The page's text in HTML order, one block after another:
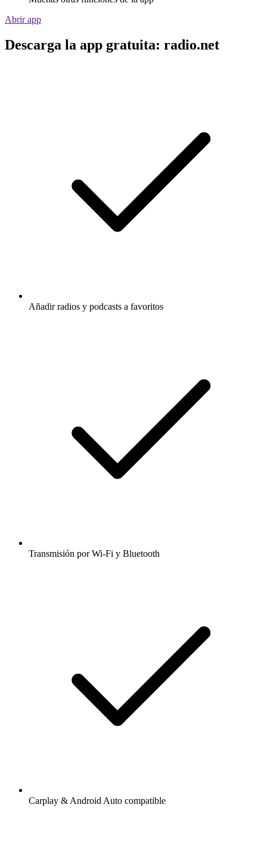
Abrir app
Descarga la app gratuita: radio.net
Añadir radios y podcasts a favoritos
Transmisión por Wi-Fi y Bluetooth
Carplay & Android Auto compatible